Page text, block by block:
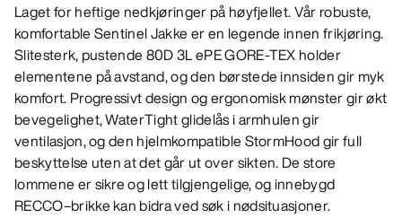
Laget for heftige nedkjøringer på høyfjellet. Vår robuste,
komfortable Sentinel Jakke er en legende innen frikjøring.
Slitesterk, pustende 80D 3L ePE GORE-TEX holder
elementene på avstand, og den børstede innsiden gir myk
komfort. Progressivt design og ergonomisk mønster gir økt
bevegelighet, WaterTight glidelås i armhulen gir
ventilasjon, og den hjelmkompatible StormHood gir full
beskyttelse uten at det går ut over sikten. De store
lommene er sikre og lett tilgjengelige, og innebygd
RECCO–brikke kan bidra ved søk i nødsituasjoner.